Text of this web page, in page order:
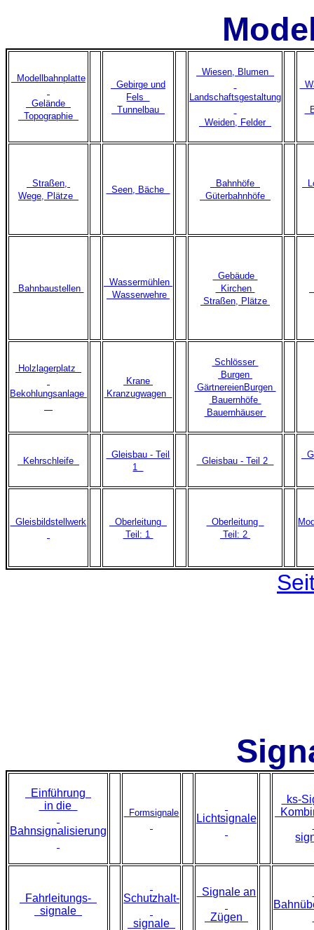
Modellbahnplatte
Gelände
Topographie
Gebirge und
Fels
Tunnelbau
Wiesen, Blumen
Landschaftsgestaltung
Weiden, Felder
Straßen,
Wege, Plätze
Seen, Bäche
Bahnhöfe
Güterbahnhöfe
Bahnbaustellen
Wassermühlen
Wasserwehre
Gebäude
Kirchen
Straßen, Plätze
Holzlagerplatz
Bekohlungsanlage
Krane
Kranzugwagen
Schlösser
Burgen
GärtnereienBurgen
Bauernhöfe
Bauernhäuser
Kehrschleife
Gleisbau - Teil
1
Gleisbau - Teil 2
Gleisbildstellwerk
Oberleitung
Teil: 1
Oberleitung
Teil: 2
Einführung
in die
Bahnsignalisierung
Formsignale Lichtsignale
ks-
Fahrleitungs-
signale
Schutzhalt-
signale
Signale an
Zügen